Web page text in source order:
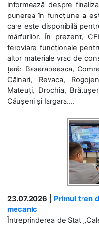
informează despre
punerea în funcțiune a
care este disponibilă
mărfurilor. În prezent,
feroviare funcționale
altor materiale vrac de
țară: Basarabeasca,
Căinari, Revaca,
Mateuți, Drochia,
Căușeni și Iargara....
23.07.2026
Primul tren
mecanic
Întreprinderea de Stat